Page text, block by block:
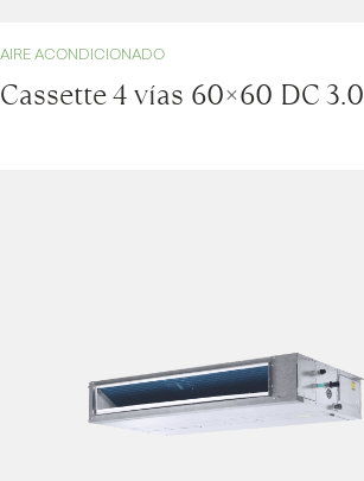
AIRE ACONDICIONADO
Cassette 4 vías 60×60 DC 3.0